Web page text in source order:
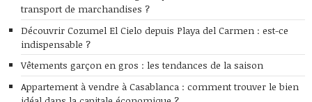
transport de marchandises ?
Découvrir Cozumel El Cielo depuis Playa del Carmen : est-ce
indispensable ?
Vêtements garçon en gros : les tendances de la saison
Appartement à vendre à Casablanca : comment trouver le bien